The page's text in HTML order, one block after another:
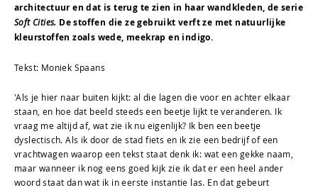
architectuur en dat is terug te zien in haar wandkleden, de serie
Soft Cities. De stoffen die ze gebruikt verft ze met natuurlijke
kleurstoffen zoals wede, meekrap en indigo.
Tekst: Moniek Spaans
'Als je hier naar buiten kijkt: al die lagen die voor en achter elkaar
staan, en hoe dat beeld steeds een beetje lijkt te veranderen. Ik
vraag me altijd af, wat zie ik nu eigenlijk? Ik ben een beetje
dyslectisch. Als ik door de stad fiets en ik zie een bedrijf of een
vrachtwagen waarop een tekst staat denk ik: wat een gekke naam,
maar wanneer ik nog eens goed kijk zie ik dat er een heel ander
woord staat dan wat ik in eerste instantie las. En dat gebeurt